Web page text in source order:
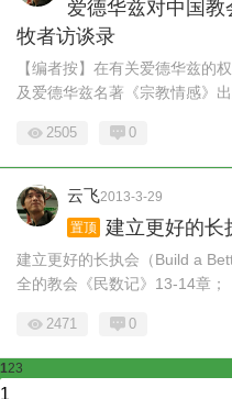
爱德华兹对中国教
牧者访谈录
【编者按】在有关爱德华兹的
及爱德华兹名著《宗教情感》出
2505 0
云飞2013-3-29
置顶 建立更好的长
建立更好的长执会（Build a
全的教会《民数记》13-14章；
2471 0
123